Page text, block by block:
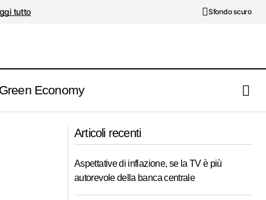
tutto Sfondo scuro
Economy
interesse
Articoli recenti
Aspettative di inflazione, se la TV è più
autorevole della banca centrale